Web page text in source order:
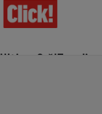
Ultima Oră!Trending